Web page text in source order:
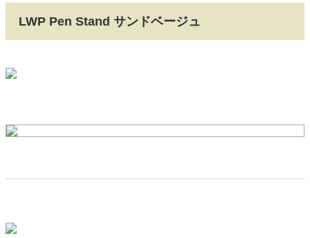
LWP Pen Stand サンドベージュ